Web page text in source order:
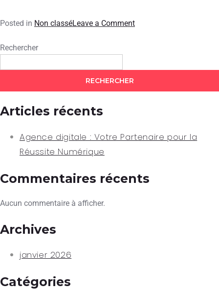
Posted in Non classéLeave a Comment
Rechercher
RECHERCHER
Articles récents
Agence digitale : Votre Partenaire pour la
Réussite Numérique
Commentaires récents
Aucun commentaire à afficher.
Archives
janvier 2026
Catégories